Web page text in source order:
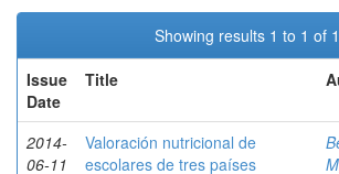
Showing results 1 to 1 of 1
Issue
Date
Title
2014-
06-11
Valoración nutricional de
escolares de tres países
M